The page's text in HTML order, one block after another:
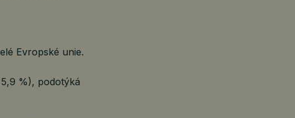
Evropské unie.
%), podotýká